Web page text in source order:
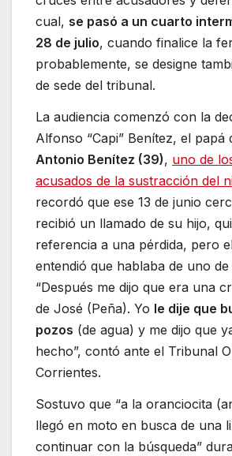
cual, se pasó a un cuarto
28 de julio, cuando finalice la
probablemente, se designe
de sede del tribunal.
La audiencia comenzó con la
Alfonso “Capi” Benítez, el papá
Antonio Benítez (39), uno de
acusados de la sustracción del
recordó que ese 13 de junio
recibió un llamado de su hijo,
referencia a una pérdida, pero
entendió que hablaba de uno
“Después me dijo que era una
de José (Peña). Yo le dije que
pozos (de agua) y me dijo que
hecho”, contó ante el Tribunal
Corrientes.
Sostuvo que “a la oranciocita
llegó en moto en busca de una
continuar con la búsqueda”